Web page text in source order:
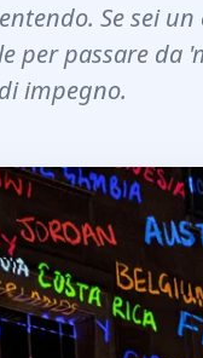
Se sei
per passare da
impegno.